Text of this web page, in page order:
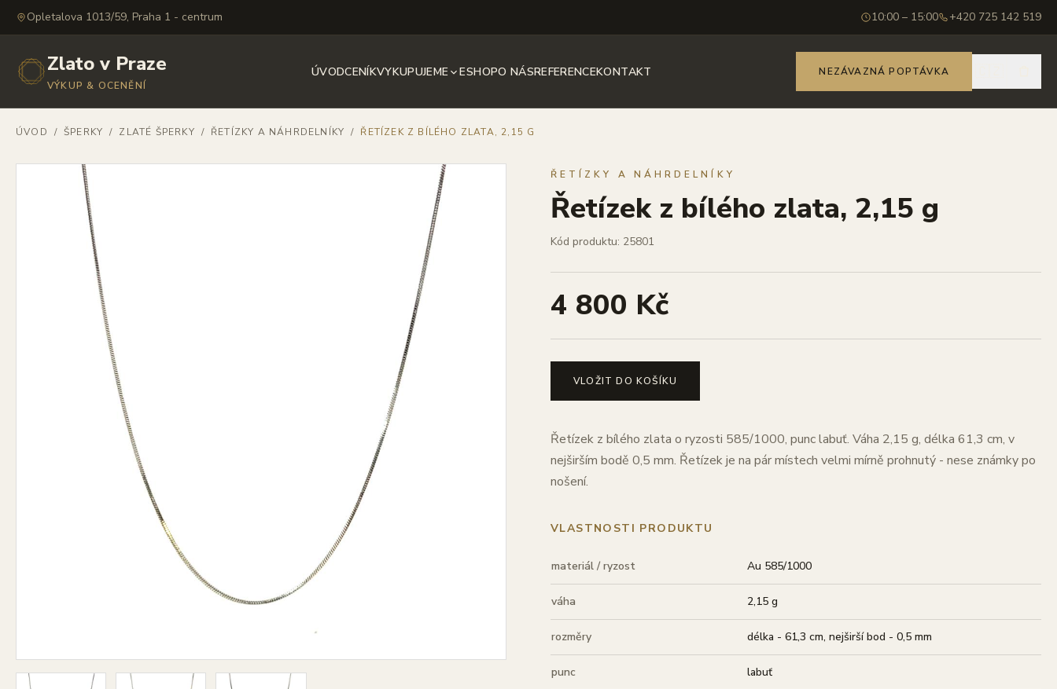
Opletalova 1013/59, Praha 1 - centrum 10:00 – 15:00 +420 725 142 519
Zlato v Praze
VÝKUP & OCENĚNÍ
ÚVODCENÍKVYKUPUJEME ESHOPO NÁSREFERENCEKONTAKT NEZÁVAZNÁ POPTÁVKA
ÚVOD / ŠPERKY / ZLATÉ ŠPERKY / ŘETÍZKY A NÁHRDELNÍKY / ŘETÍZEK Z BÍLÉHO ZLATA, 2,15 G
ŘETÍZKY A NÁHRDELNÍKY
Řetízek z bílého zlata, 2,15 g
Kód produktu: 25801
4 800 Kč
VLOŽIT DO KOŠÍKU
Řetízek z bílého zlata o ryzosti 585/1000, punc labuť. Váha 2,15 g, délka 61,3 cm, v
nejširším bodě 0,5 mm. Řetízek je na pár místech velmi mírně prohnutý - nese známky po
nošení.
VLASTNOSTI PRODUKTU
materiál / ryzost Au 585/1000
váha 2,15 g
rozměry délka - 61,3 cm, nejširší bod - 0,5 mm
punc labuť